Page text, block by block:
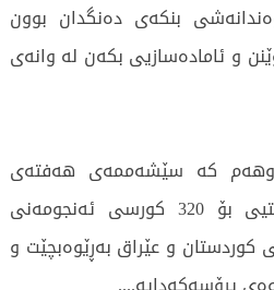
بنکەی دەنگدان بوون
و ئامادەسازیی بکەن لە وانەی
دووهەم کە سێشەممەی هەفتەی
داهاتووە هەڵبژاردنی گشتیی بۆ 320 کورسی ئەنجومەنی
کوردستان و عێراق بەڕێوەبچێت و